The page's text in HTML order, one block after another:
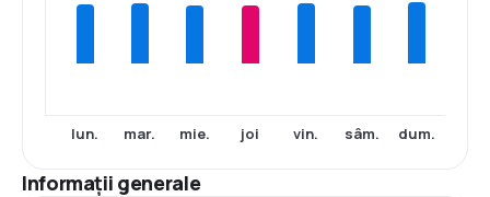
lun. mar. mie. joi vin. sâm. dum.
Informații generale